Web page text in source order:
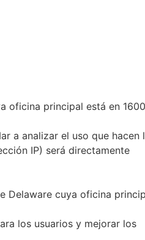
oficina principal está en 1600
a analizar el uso que hacen
IP) será directamente
Delaware cuya oficina
los usuarios y mejorar los